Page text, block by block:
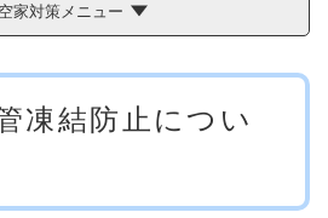
家対策メニュー
凍結防止につい